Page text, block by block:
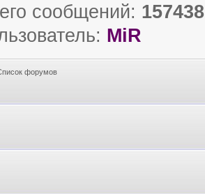
сообщений: 157438
MiR
форумов